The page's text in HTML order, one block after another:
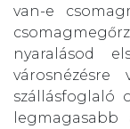
van-e
nyaralásod
szállásfoglaló